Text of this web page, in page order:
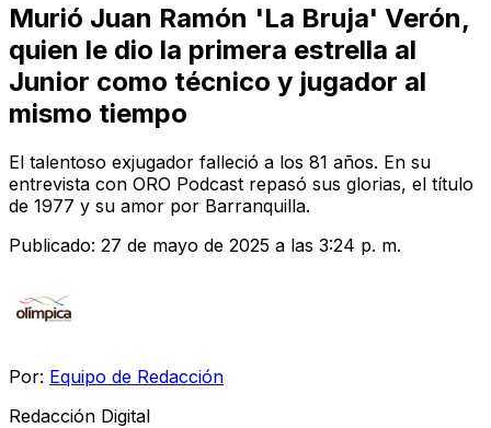
Murió Juan Ramón 'La Bruja' Verón,
quien le dio la primera estrella al
Junior como técnico y jugador al
mismo tiempo
El talentoso exjugador falleció a los 81 años. En su
entrevista con ORO Podcast repasó sus glorias, el título
de 1977 y su amor por Barranquilla.
Publicado: 27 de mayo de 2025 a las 3:24 p. m.
Por: Equipo de Redacción
Redacción Digital